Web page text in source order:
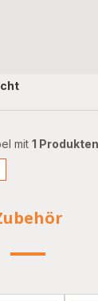
mit 1 Produkten